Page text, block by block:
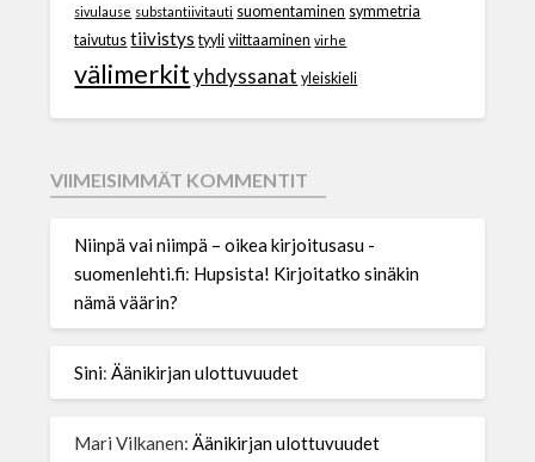
sivulause substantiivitauti suomentaminen symmetria
taivutus tiivistys tyyli viittaaminen virhe
välimerkit yhdyssanat yleiskieli
VIIMEISIMMÄT KOMMENTIT
Niinpä vai niimpä – oikea kirjoitusasu -
suomenlehti.fi: Hupsista! Kirjoitatko sinäkin
nämä väärin?
Sini:Äänikirjan ulottuvuudet
Mari Vilkanen:Äänikirjan ulottuvuudet